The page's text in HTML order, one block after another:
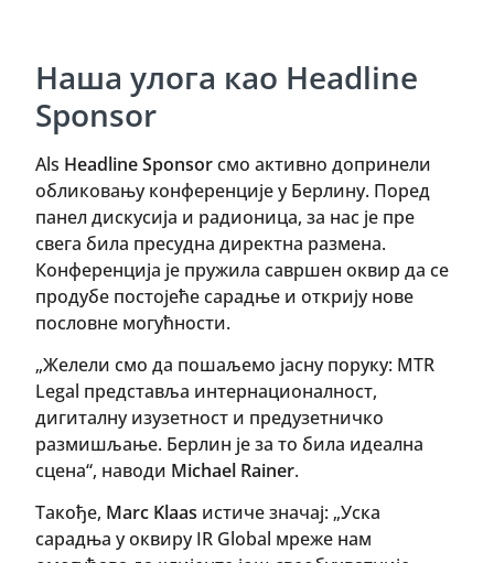
Наша улога као Headline
Sponsor
Als Headline Sponsorсмо активно допринели
обликовању конференције у Берлину. Поред
панел дискусија и радионица, за нас је пре
свега била пресудна директна размена.
Конференција је пружила савршен оквир да се
продубе постојеће сарадње и открију нове
пословне могућности.
„Желели смо да пошаљемо јасну поруку: MTR
Legal представља интернационалност,
дигиталну изузетност и предузетничко
размишљање. Берлин је за то била идеална
сцена“, наводи Michael Rainer.
Такође, Marc Klaas истиче значај: „Уска
сарадња у оквиру IR Global мреже нам